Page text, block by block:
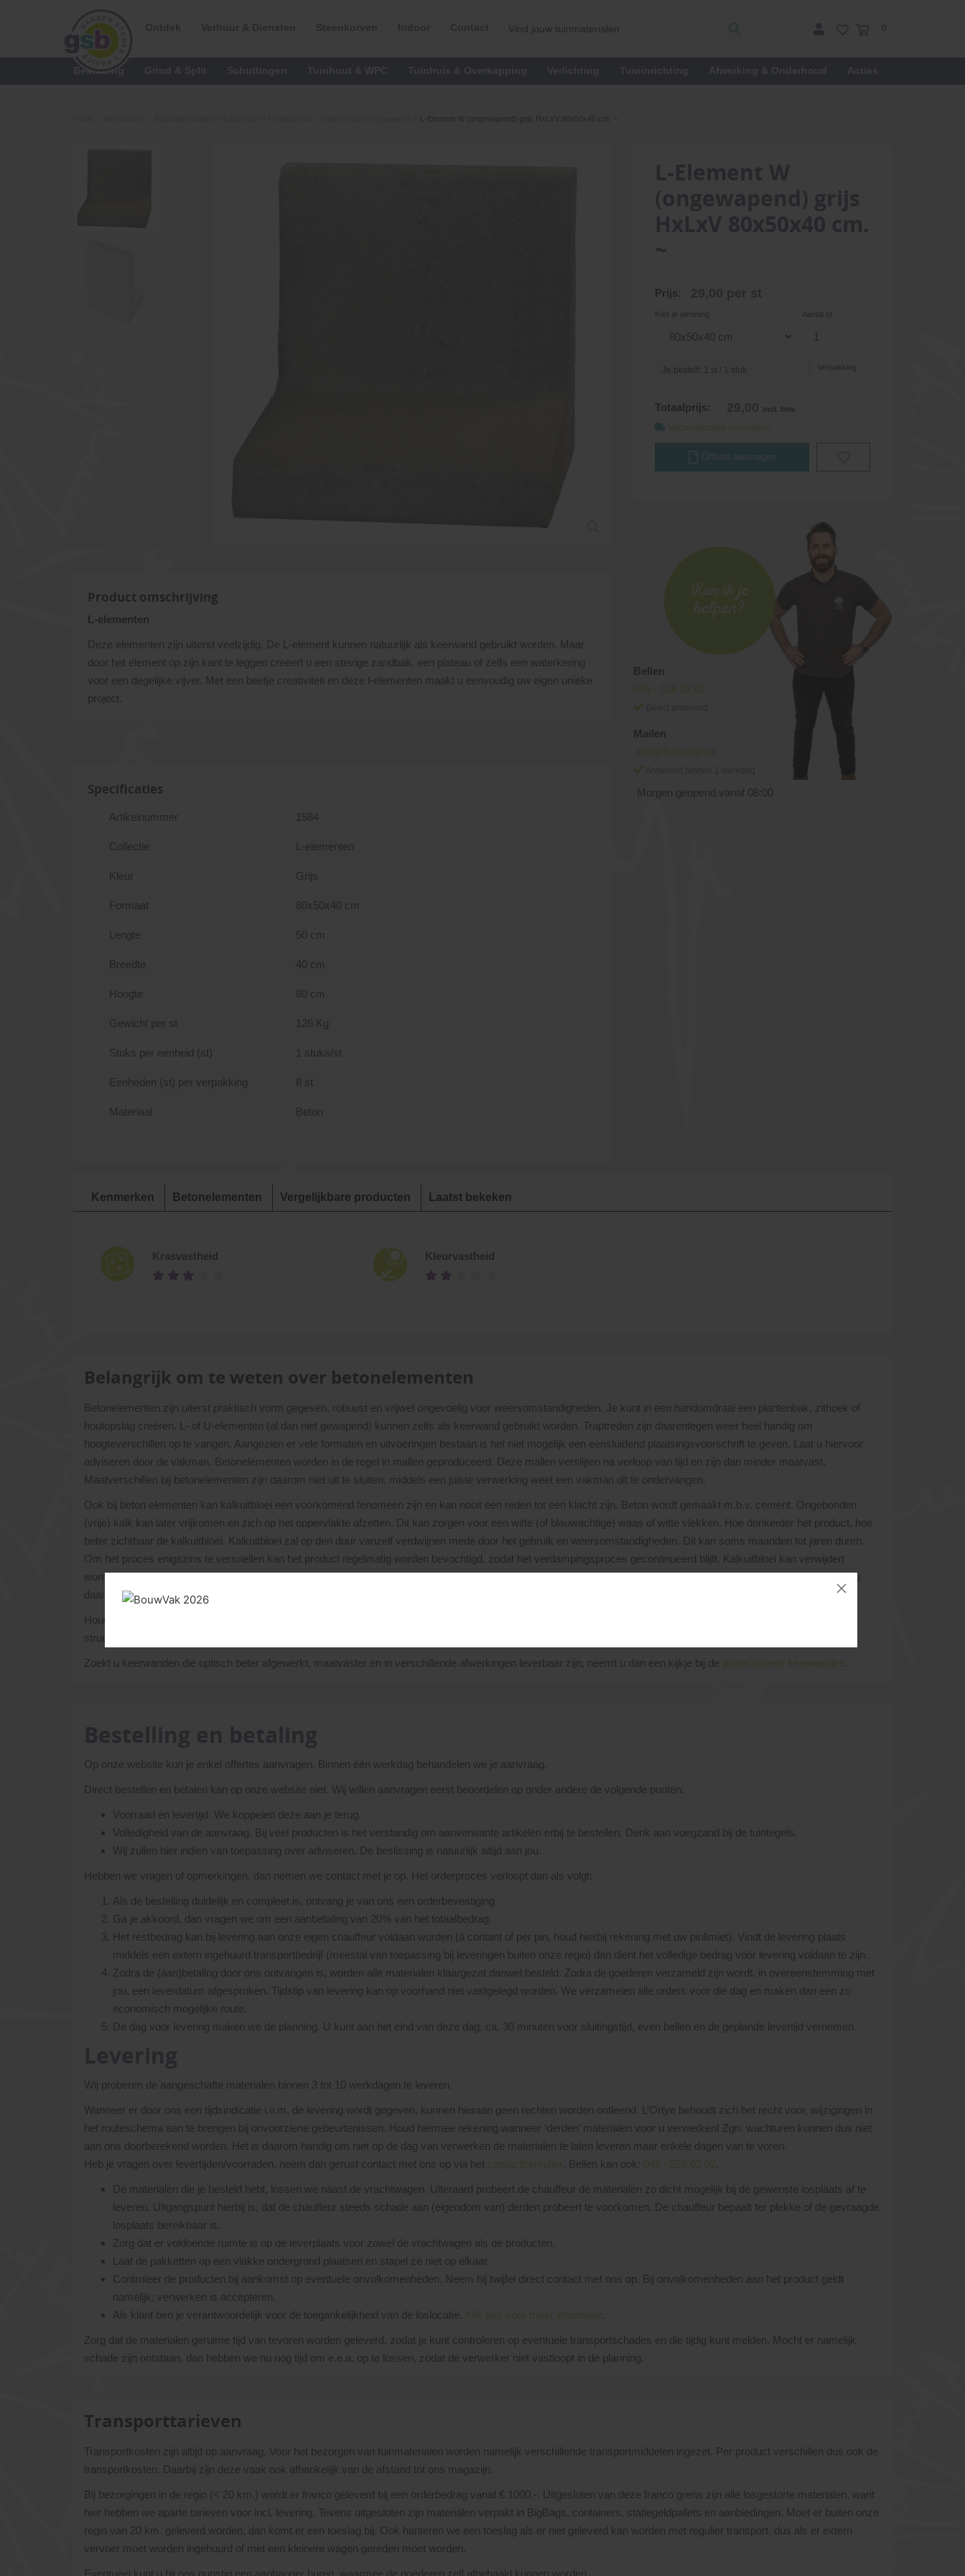
0
Bestrating
L-Element W (ongewapend) grijs HxLxV 80x50x40 cm. ~
Product omschrijving
L-elementen
Deze elementen zijn uiterst veelzijdig. De L-element kunnen natuurlijk als keerwand gebruikt worden. Maar
door het element op zijn kant te leggen creëert u een stevige zandbak, een plateau of zelfs een waterkering
voor een degelijke vijver. Met een beetje creativiteit en deze l-elementen maakt u eenvoudig uw eigen unieke
project.
Specificaties
Artikelnummer 1584
Collectie L-elementen
Kleur Grijs
Formaat 80x50x40 cm
Lengte 50 cm
Breedte 40 cm
Hoogte 80 cm
Gewicht per st 126 Kg
Stuks per eenheid (st) 1 stuks/st
Eenheden (st) per verpakking 8 st
Materiaal Beton
Prijs:
Kies je afmeting Aantal st
Je bestelt: 1 st / 1 stuk Verpakking
Totaalprijs: incl. btw.
Verzendkosten berekenen
Offerte aanvragen
Kan ik je
helpen?
Bellen
045 - 528 02 02
Mailen
info@lortyetuin.nl
Morgen geopend vanaf 08:00
Kenmerken Betonelementen Vergelijkbare producten Laatst bekeken
Krasvastheid Kleurvastheid
Belangrijk om te weten over betonelementen
Betonelementen zijn uiterst praktisch vorm gegeven, robuust en vrijwel ongevoelig voor weersomstandigheden. Je kunt in een handomdraai een plantenbak, zithoek of
houtopslag creëren. L- of U-elementen (al dan niet gewapend) kunnen zelfs als keerwand gebruikt worden. Traptreden zijn daarentegen weer heel handig om
hoogteverschillen op te vangen. Aangezien er vele formaten en uitvoeringen bestaan is het niet mogelijk een eensluidend plaatsingsvoorschrift te geven. Laat u hiervoor
adviseren door de vakman. Betonelementen worden in de regel in mallen geproduceerd. Deze mallen verslijten na verloop van tijd en zijn dan minder maatvast.
Maatverschillen bij betonelementen zijn daarom niet uit te sluiten, middels een juiste verwerking weet een vakman dit te ondervangen.
Ook bij beton elementen kan kalkuitbloei een voorkomend fenomeen zijn en kan nooit een reden tot een klacht zijn. Beton wordt gemaakt m.b.v. cement. Ongebonden
(vrije) kalk kan later vrijkomen en zich op het oppervlakte afzetten. Dit kan zorgen voor een witte (of blauwachtige) waas of witte vlekken. Hoe donkerder het product, hoe
beter zichtbaar de kalkuitbloei. Kalkuitbloei zal op den duur vanzelf verdwijnen mede door het gebruik en weersomstandigheden. Dit kan soms maanden tot jaren duren.
Om het proces enigszins te versnellen kan het product regelmatig worden bevochtigd, zodat het verdampingsproces gecontinueerd blijft. Kalkuitbloei kan verwijdert
worden met een daarvoor geschikt middel. LET OP: vaak zijn dit (verdunde) zuren (zoals natuur- of schoonmaakazijn) en kunnen betonproducten beschadigen. Laat u
daarom altijd goed door ons adviseren en neem contact met ons op. Tip: maak altijd een testvlak op een niet zichtbare plek.
Houd er bij L- en U-elementen ook rekening mee dat de rechte stukken en hoekoplossingen nooit samen geproduceerd worden. Met andere woorden: tint- en
structuurverschillen kunnen nooit uitgesloten worden.
Zoekt u keerwanden die optisch beter afgewerkt, maatvaster en in verschillende afwerkingen leverbaar zijn, neemt u dan een kijkje bij de professionele keerwanden
Op onze website kun je enkel offertes aanvragen. Binnen één werkdag behandelen we je aanvraag.
Direct bestellen en betalen kan op onze website niet. Wij willen aanvragen eerst beoordelen op onder andere de volgende punten:
Voorraad en levertijd. We koppelen deze aan je terug.
Volledigheid van de aanvraag. Bij veel producten is het verstandig om aanverwante artikelen erbij te bestellen. Denk aan voegzand bij de tuintegels.
Wij zullen hier indien van toepassing over adviseren. De beslissing is natuurlijk altijd aan jou.
Hebben we vragen of opmerkingen, dan nemen we contact met je op. Het orderproces verloopt dan als volgt:
Als de bestelling duidelijk en compleet is, ontvang je van ons een orderbevestiging.
Ga je akkoord, dan vragen we om een aanbetaling van 20% van het totaalbedrag.
Het restbedrag kan bij levering aan onze eigen chauffeur voldaan worden (á contant of per pin, houd hierbij rekening met uw pinlimiet). Vindt de levering plaats
middels een extern ingehuurd transportbedrijf (meestal van toepassing bij leveringen buiten onze regio) dan dient het volledige bedrag vóór levering voldaan te zijn.
Zodra de (aan)betaling door ons ontvangen is, worden alle materialen klaargezet danwel besteld. Zodra de goederen verzameld zijn wordt, in overeenstemming met
jou, een leverdatum afgesproken. Tijdstip van levering kan op voorhand niet vastgelegd worden. We verzamelen alle orders voor die dag en maken dan een zo
economisch mogelijke route.
De dag voor levering maken we de planning. U kunt aan het eind van deze dag, ca. 30 minuten voor sluitingstijd, even bellen en de geplande levertijd vernemen.
Wij proberen de aangeschafte materialen binnen 3 tot 10 werkdagen te leveren.
Wanneer er door ons een tijdsindicatie i.v.m. de levering wordt gegeven, kunnen hieraan geen rechten worden ontleend. L’Ortye behoudt zich het recht voor, wijzigingen in
het routeschema aan te brengen bij onvoorziene gebeurtenissen. Houd hiermee rekening wanneer ‘derden’ materialen voor u verwerken! Zgn. wachturen kunnen dus niet
aan ons doorberekend worden. Het is daarom handig om niet op de dag van verwerken de materialen te laten leveren maar enkele dagen van te voren.
Heb je vragen over levertijden/voorraden, neem dan gerust contact met ons op via het contactformulier . Bellen kan ook: 045 - 528 02 02
De materialen die je besteld hebt, lossen we naast de vrachtwagen. Uiteraard probeert de chauffeur de materialen zo dicht mogelijk bij de gewenste losplaats af te
leveren. Uitgangspunt hierbij is, dat de chauffeur steeds schade aan (eigendom van) derden probeert te voorkomen. De chauffeur bepaalt ter plekke of de gevraagde
losplaats bereikbaar is.
Zorg dat er voldoende ruimte is op de leverplaats voor zowel de vrachtwagen als de producten.
Laat de pakketten op een vlakke ondergrond plaatsen en stapel ze niet op elkaar.
Controleer de producten bij aankomst op eventuele onvolkomenheden. Neem bij twijfel direct contact met ons op. Bij onvolkomenheden aan het product geldt
namelijk; verwerken is accepteren.
Als klant ben je verantwoordelijk voor de toegankelijkheid van de loslocatie.
Klik hier voor meer informatie
Zorg dat de materialen geruime tijd van tevoren worden geleverd, zodat je kunt controleren op eventuele transportschades en die tijdig kunt melden. Mocht er namelijk
schade zijn ontstaan, dan hebben we nu nog tijd om e.e.a. op te lossen, zodat de verwerker niet vastloopt in de planning.
Transporttarieven
Transportkosten zijn altijd op aanvraag. Voor het bezorgen van tuinmaterialen worden namelijk verschillende transportmiddelen ingezet. Per product verschillen dus ook de
transportkosten. Daarbij zijn deze vaak ook afhankelijk van de afstand tot ons magazijn.
Bij bezorgingen in de regio (< 20 km.) wordt er franco geleverd bij een orderbedrag vanaf € 1000,-. Uitgesloten van deze franco grens zijn alle losgestorte materialen, want
hier hebben we aparte tarieven voor incl. levering. Tevens uitgesloten zijn materialen verpakt in BigBags, containers, statiegeldpallets en aanbiedingen. Moet er buiten onze
regio van 20 km. geleverd worden, dan komt er een toeslag bij. Ook hanteren we een toeslag als er niet geleverd kan worden met regulier transport, dus als er extern
vervoer moet worden ingehuurd of met een kleinere wagen gereden moet worden.
Eventueel kunt u bij ons gunstig een aanhanger huren, waarmee de goederen zelf afgehaald kunnen worden.